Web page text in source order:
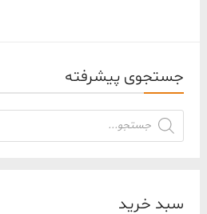
جستجوی پیشرفته
جستجوی
محصولات
سبد خرید